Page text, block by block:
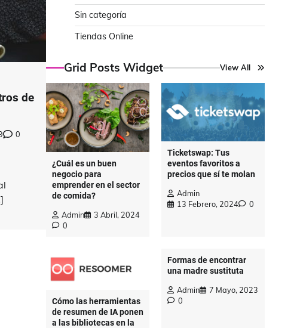
de
0
Sin categoría
Tiendas Online
Grid Posts Widget View All
¿Cuál es un buen
negocio para
emprender en el sector
de comida?
Admin
3 Abril, 2024
0
Ticketswap: Tus
eventos favoritos a
precios que sí te molan
Admin
13 Febrero, 2024
0
Cómo las herramientas
de resumen de IA ponen
a las bibliotecas en la
Formas de encontrar
una madre sustituta
Admin
7 Mayo, 2023
0